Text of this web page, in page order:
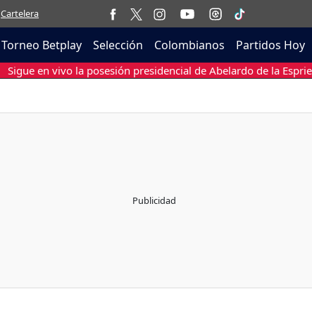
Cartelera
Torneo Betplay Selección Colombianos Partidos Hoy
Sigue en vivo la posesión presidencial de Abelardo de la